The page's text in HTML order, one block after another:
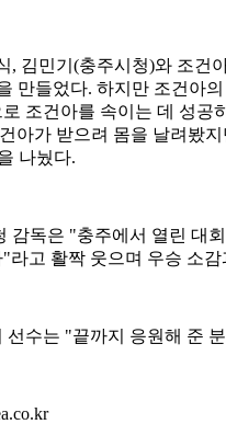
, 김민기 (충주시청)와 조건
만들었다. 하지만 조건아
조건아를 속이는 데 성공
아가 받으려 몸을 날려봤
나눴다.
감독은 "충주에서 열린 대
"라고 활짝 웃으며 우승 소
선수는 "끝까지 응원해 준